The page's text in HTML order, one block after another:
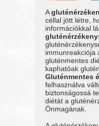
A
céllal jött létre,
információkkal
immunreakciója
gluténmentes
kaphatóak
Gluténmentes
felhasználva
biztonságossá
diétát a
Önmagának.